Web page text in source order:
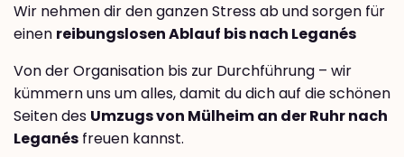
Wir nehmen dir den ganzen Stress ab und sorgen für
einen reibungslosen Ablauf bis nach Leganés
Von der Organisation bis zur Durchführung – wir
kümmern uns um alles, damit du dich auf die schönen
Seiten des Umzugs von Mülheim an der Ruhr nach
Leganés freuen kannst.